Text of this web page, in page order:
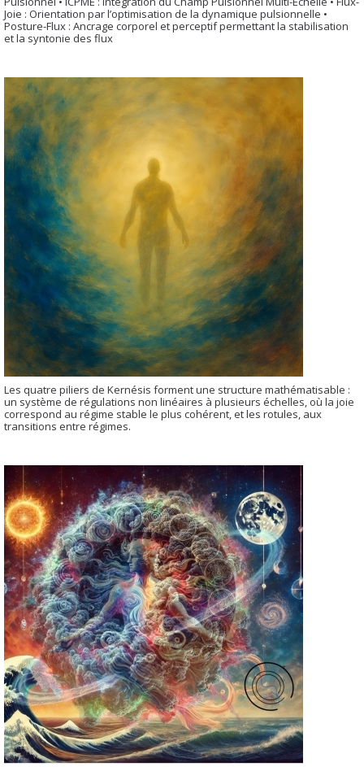
Joie : Orientation par l’optimisation de la dynamique pulsionnelle •
Posture-Flux : Ancrage corporel et perceptif permettant la stabilisation
et la syntonie des flux
Les quatre piliers de Kernésis forment une structure mathématisable :
un système de régulations non linéaires à plusieurs échelles, où la joie
correspond au régime stable le plus cohérent, et les rotules, aux
transitions entre régimes.